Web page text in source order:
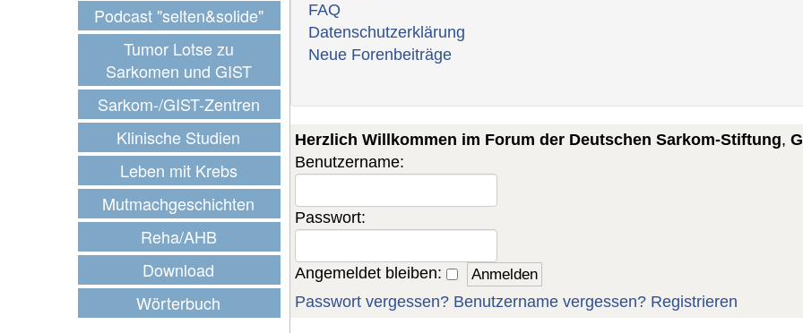
Podcast "selten&solide"
Tumor Lotse zu
Sarkomen und GIST
Sarkom-/GIST-Zentren
Klinische Studien
Leben mit Krebs
Mutmachgeschichten
Reha/AHB
Download
Wörterbuch
FAQ
Datenschutzerklärung
Neue Forenbeiträge
Herzlich Willkommen im Forum der Deutschen Sarkom-Stiftung,
Benutzername:
Passwort:
Angemeldet bleiben:
Passwort vergessen? Benutzername vergessen? Registrieren